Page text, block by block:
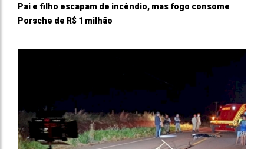
Pai e filho escapam de incêndio, mas fogo consome
Porsche de R$ 1 milhão